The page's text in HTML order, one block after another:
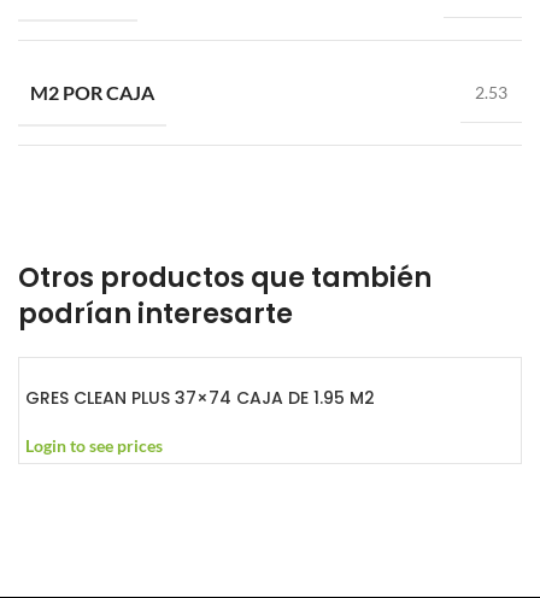
M2 POR CAJA 2.53
Otros productos que también
podrían interesarte
GRES CLEAN PLUS 37×74 CAJA DE 1.95 M2
Login to see prices